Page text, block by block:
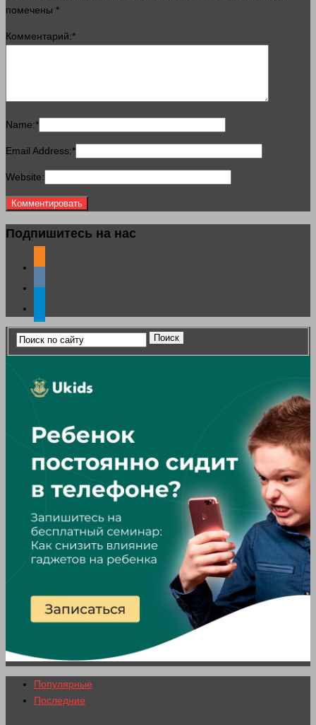
помечены *
Комментарий:*
Name:*
Email Address:*
Website:
Подпишитесь на нас
Популярные
Последние